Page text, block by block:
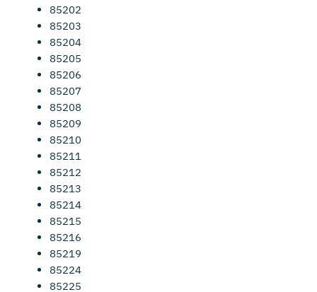
85202
85203
85204
85205
85206
85207
85208
85209
85210
85211
85212
85213
85214
85215
85216
85219
85224
85225